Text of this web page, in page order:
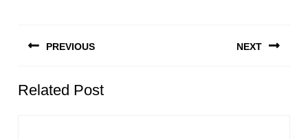
เรื่องPREVIOUS
post:
NEXT
Related Post